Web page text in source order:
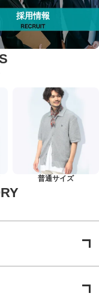
採用情報
普通サイズ